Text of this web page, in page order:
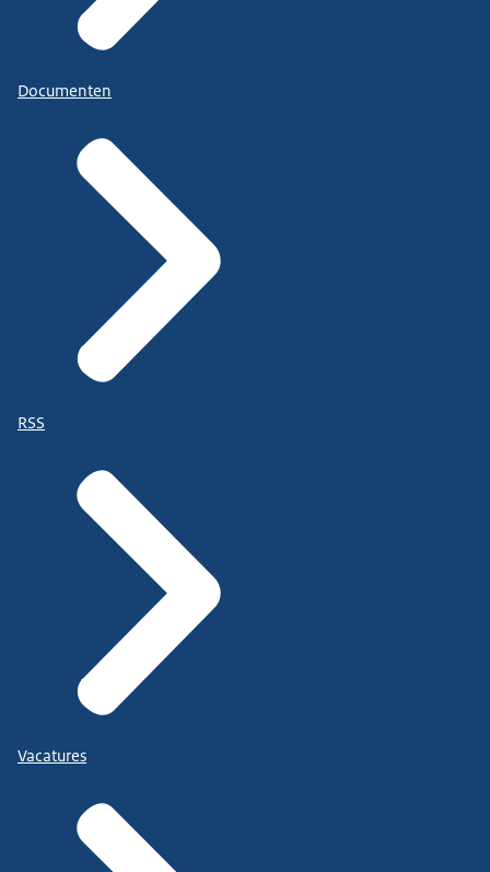
Documenten
RSS
Vacatures